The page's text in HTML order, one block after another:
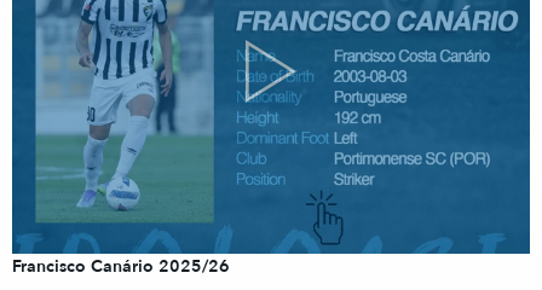
Francisco Canário 2025/26